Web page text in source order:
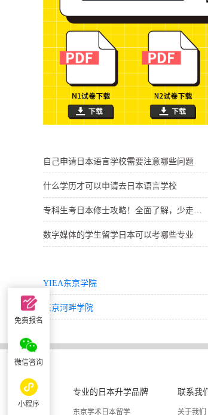
免费报名
微信咨询
小程序
自己申请日本语言学校需要注意哪些问题
什么学历才可以申请去日本语言学校
专科生考日本修士攻略！全面了解，少走弯路！
数字媒体的学生留学日本可以考哪些专业
YIEA东京学院
东京河畔学院
专业的日本升学品牌
东京学术日本留学
联系我们
关于我们